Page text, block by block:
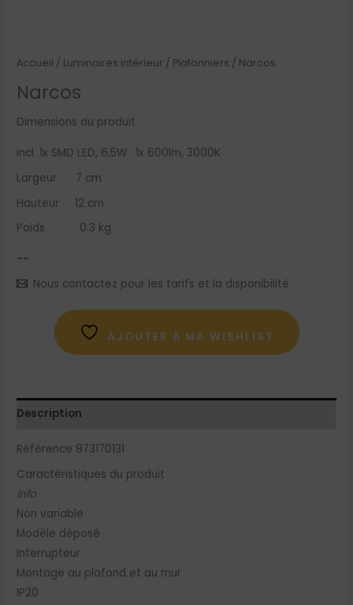
Accueil / Luminaires intérieur / Plafonniers / Narcos
Narcos
Dimensions du produit
incl. 1x SMD LED, 6,5W · 1x 600lm, 3000K
Largeur 7 cm
Hauteur 12 cm
Poids 0.3 kg
--
Nous contactez pour les tarifs et la disponibilité
AJOUTER À MA WISHLIST
Description
Référence 873170131
Caractéristiques du produit
Info
Non variable
Modèle déposé
Interrupteur
Montage au plafond et au mur
IP20